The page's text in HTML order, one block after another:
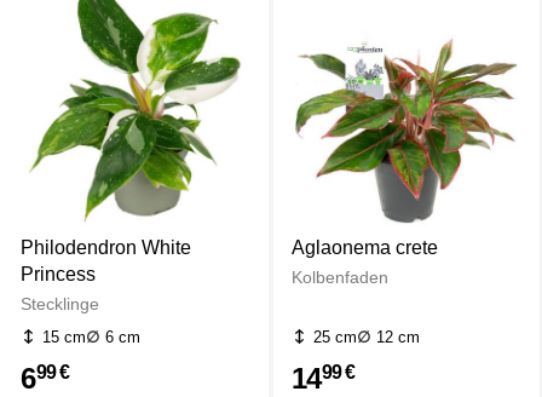
Philodendron White
Princess
Stecklinge
15 cm 6 cm
699 €
Aglaonema crete
Kolbenfaden
25 cm 12 cm
1499 €